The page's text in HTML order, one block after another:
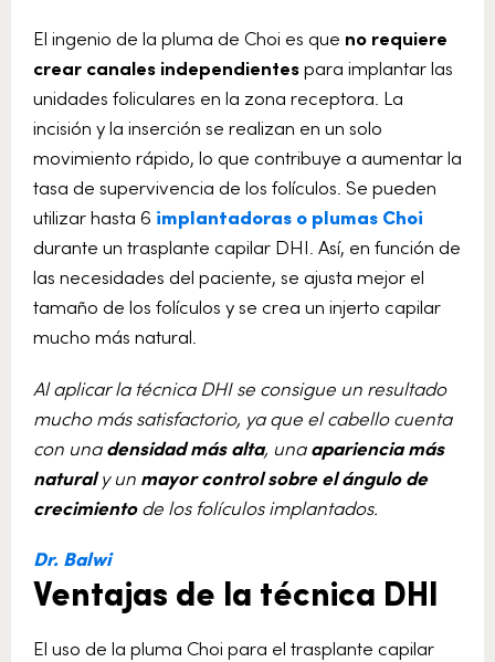
El ingenio de la pluma de Choi es que no requiere
crear canales independientespara implantar las
unidades foliculares en la zona receptora. La
incisión y la inserción se realizan en un solo
movimiento rápido, lo que contribuye a aumentar la
tasa de supervivencia de los folículos. Se pueden
utilizar hasta 6 implantadoras o plumas Choi
durante un trasplante capilar DHI. Así, en función de
las necesidades del paciente, se ajusta mejor el
tamaño de los folículos y se crea un injerto capilar
mucho más natural.
Al aplicar la técnica DHI se consigue un resultado
mucho más satisfactorio, ya que el cabello cuenta
con unadensidad más alta, unaapariencia más
naturaly un mayor control sobre el ángulo de
crecimientode los folículos implantados.
Dr. Balwi
Ventajas de la técnica DHI
El uso de la pluma Choi para el trasplante capilar